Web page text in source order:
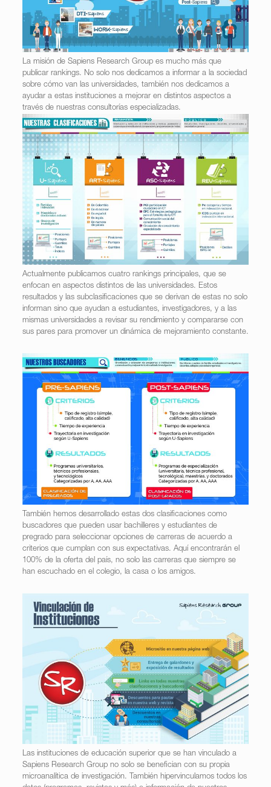
La misión de Sapiens Research Group es mucho más que
publicar rankings. No solo nos dedicamos a informar a la sociedad
sobre cómo van las universidades, también nos dedicamos a
ayudar a estas instituciones a mejorar en distintos aspectos a
través de nuestras consultorías especializadas.
Actualmente publicamos cuatro rankings principales, que se
enfocan en aspectos distintos de las universidades. Estos
resultados y las subclasificaciones que se derivan de estas no solo
informan sino que ayudan a estudiantes, investigadores, y a las
mismas universidades a revisar su rendimiento y compararse con
sus pares para promover un dinámica de mejoramiento constante.
También hemos desarrollado estas dos clasificaciones como
buscadores que pueden usar bachilleres y estudiantes de
pregrado para seleccionar opciones de carreras de acuerdo a
criterios que cumplan con sus expectativas. Aquí encontrarán el
100% de la oferta del país, no solo las carreras que siempre se
han escuchado en el colegio, la casa o los amigos.
Las instituciones de educación superior que se han vinculado a
Sapiens Research Group no solo se benefician con su propia
microanalítica de investigación. También hipervinculamos todos los